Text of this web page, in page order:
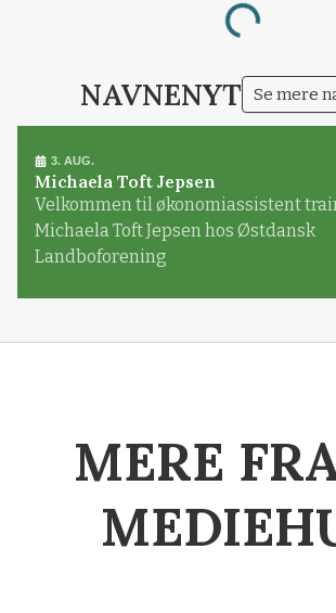
Loading...
NAVNENYT Se mere
3. AUG.
Michaela Toft Jepsen
Velkommen til økonomiassistent
Michaela Toft Jepsen hos Østdansk
Landboforening
MERE